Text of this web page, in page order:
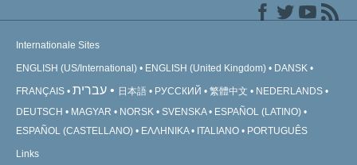
Internationale Sites
ENGLISH (US/International) ENGLISH (United Kingdom) DANSK
FRANÇAIS עברית 日本語 РУССКИЙ 繁體中文
NEDERLANDS
DEUTSCH
MAGYAR NORSK SVENSKA
ESPAÑOL (LATINO)
ESPAÑOL (CASTELLANO)
ΕΛΛΗΝΙΚA ITALIANO PORTUGUÊS
Links